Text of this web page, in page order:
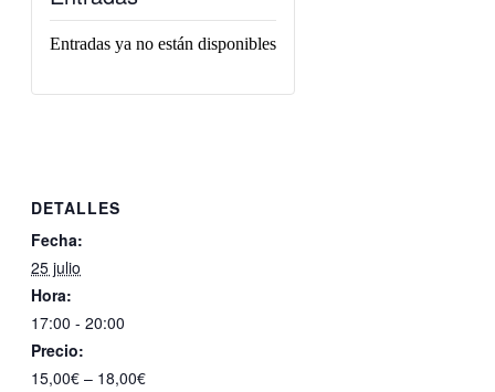
DETALLES
Fecha:
25 julio
Hora:
17:00 - 20:00
Precio:
15,00€ – 18,00€
Entradas ya no están disponibles